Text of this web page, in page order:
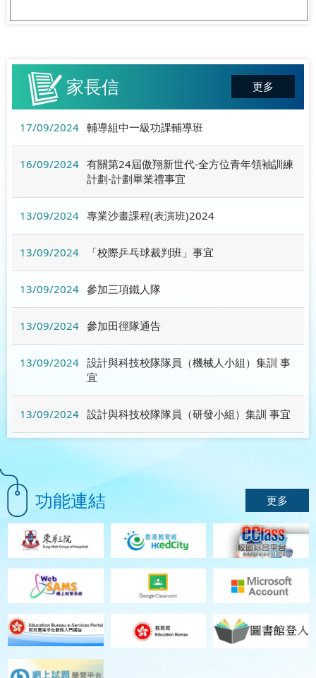
更多
家長信
17/09/2024 輔導組中一級功課輔導班
16/09/2024 有關第24屆傲翔新世代-全方位青年領袖訓練
計劃-計劃畢業禮事宜
13/09/2024 專業沙畫課程(表演班)2024
13/09/2024 「校際乒乓球裁判班」事宜
13/09/2024 參加三項鐵人隊
13/09/2024 參加田徑隊通告
13/09/2024 設計與科技校隊隊員（機械人小組）集訓 事
宜
13/09/2024 設計與科技校隊隊員（研發小組）集訓 事宜
更多
功能連結